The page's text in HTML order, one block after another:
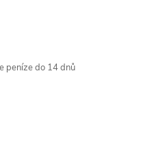
peníze do 14 dnů